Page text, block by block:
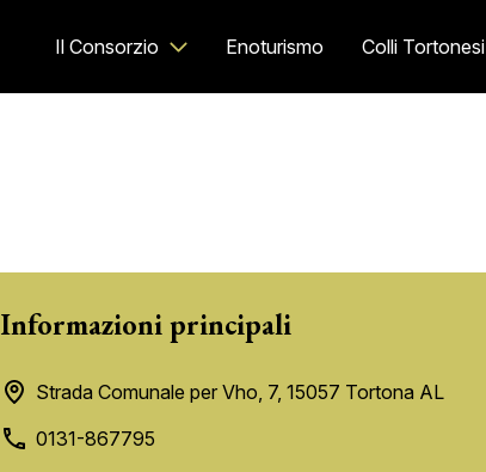
Il Consorzio Enoturismo Colli Tortonesi
Informazioni principali
Strada Comunale per Vho, 7, 15057 Tortona AL
0131-867795